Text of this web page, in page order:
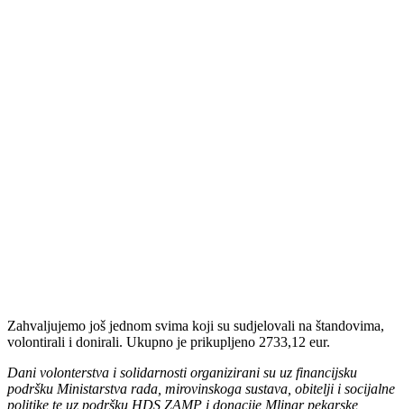
Zahvaljujemo još jednom svima koji su sudjelovali na štandovima,
volontirali i donirali. Ukupno je prikupljeno 2733,12 eur.
Dani volonterstva i solidarnosti organizirani su uz financijsku
podršku Ministarstva rada, mirovinskoga sustava, obitelji i socijalne
politike te uz podršku HDS ZAMP i donacije Mlinar pekarske